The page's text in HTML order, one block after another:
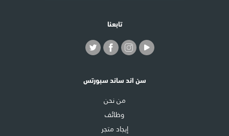
تابعنا
سن اند ساند سبورتس
من نحن
وظائف
إيجاد متجر